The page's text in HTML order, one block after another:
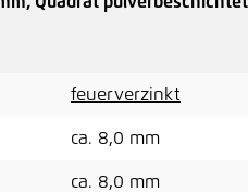
feuerverzinkt
ca. 8,0 mm
ca. 8,0 mm